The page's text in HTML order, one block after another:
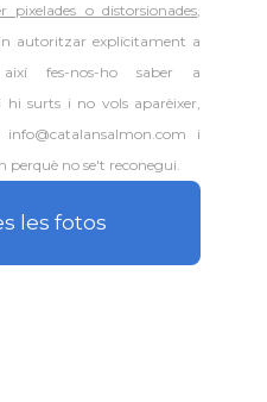
pixelades o distorsionades,
autoritzar explícitament a
fes-nos-ho saber a
hi surts i no vols aparèixer,
i
no se't reconegui.
les fotos